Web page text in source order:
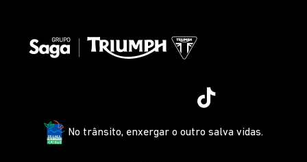
No trânsito, enxergar o outro salva vidas.